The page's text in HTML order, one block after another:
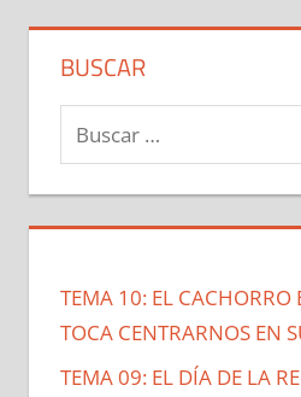
BUSCAR
TEMA 10: EL CACHORRO
TOCA CENTRARNOS EN
TEMA 09: EL DÍA DE LA